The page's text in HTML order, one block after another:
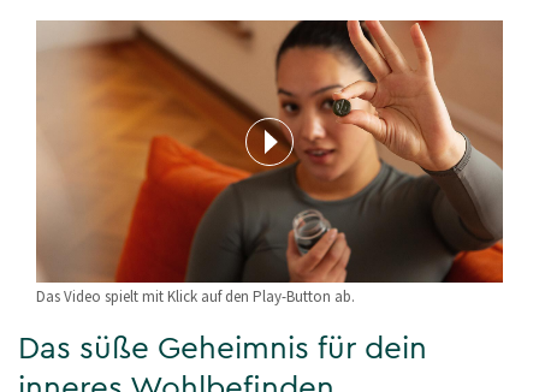
Das Video spielt mit Klick auf den Play-Button ab.
Das süße Geheimnis für dein